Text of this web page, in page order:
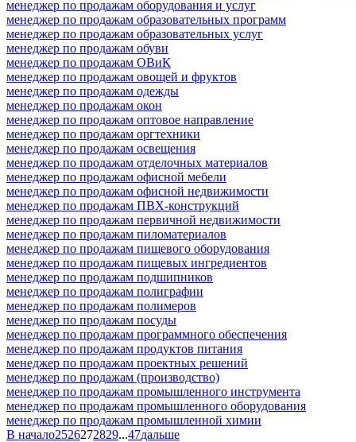
менеджер по продажам оборудования и услуг
менеджер по продажам образовательных программ
менеджер по продажам образовательных услуг
менеджер по продажам обуви
менеджер по продажам ОВиК
менеджер по продажам овощей и фруктов
менеджер по продажам одежды
менеджер по продажам окон
менеджер по продажам оптовое направление
менеджер по продажам оргтехники
менеджер по продажам освещения
менеджер по продажам отделочных материалов
менеджер по продажам офисной мебели
менеджер по продажам офисной недвижимости
менеджер по продажам ПВХ-конструкций
менеджер по продажам первичной недвижимости
менеджер по продажам пиломатериалов
менеджер по продажам пищевого оборудования
менеджер по продажам пищевых ингредиентов
менеджер по продажам подшипников
менеджер по продажам полиграфии
менеджер по продажам полимеров
менеджер по продажам посуды
менеджер по продажам программного обеспечения
менеджер по продажам продуктов питания
менеджер по продажам проектных решений
менеджер по продажам (производство)
менеджер по продажам промышленного инструмента
менеджер по продажам промышленного оборудования
менеджер по продажам промышленной химии
В начало2526272829...47дальше